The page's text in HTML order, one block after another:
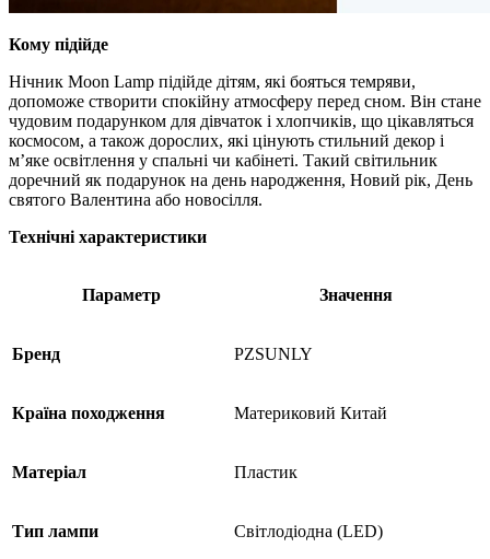
Кому підійде
Нічник Moon Lamp підійде дітям, які бояться темряви,
допоможе створити спокійну атмосферу перед сном. Він стане
чудовим подарунком для дівчаток і хлопчиків, що цікавляться
космосом, а також дорослих, які цінують стильний декор і
м’яке освітлення у спальні чи кабінеті. Такий світильник
доречний як подарунок на день народження, Новий рік, День
святого Валентина або новосілля.
Технічні характеристики
Параметр Значення
Бренд PZSUNLY
Країна походження Материковий Китай
Матеріал Пластик
Тип лампи Світлодіодна (LED)